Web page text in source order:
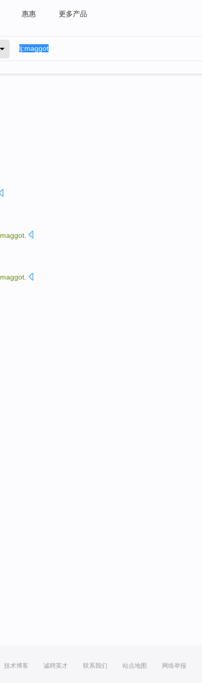
惠惠 更多产品
maggot
maggot.
技术博客 诚聘英才 联系我们 站点地图 网络举报